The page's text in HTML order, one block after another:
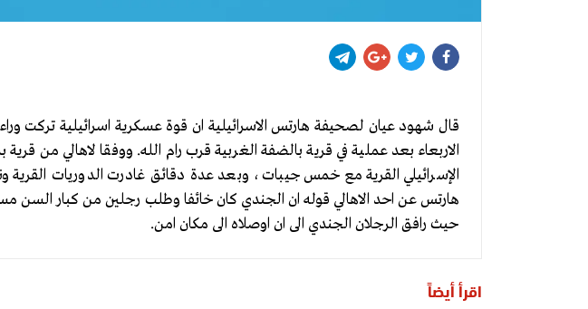
قال شهود عيان لصحيفة هارتس الاسرائيلية ان قوة عسكرية اسرائيلية تركت
الاربعاء بعد عملية في قرية بالضفة الغربية قرب رام الله. ووفقا لاهالي من
الإسرائيلي القرية مع خمس جيبات، وبعد عدة دقائق غادرت الدوريات
هارتس عن احد الاهالي قوله ان الجندي كان خائفا وطلب رجلين من كبار السن
حيث رافق الرجلان الجندي الى ان اوصلاه الى مكان امن.
اقرأ أيضاً